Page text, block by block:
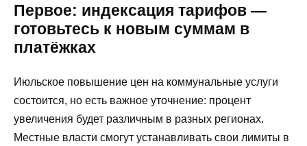
Первое: индексация тарифов —
готовьтесь к новым суммам в
платёжках
Июльское повышение цен на коммунальные услуги
состоится, но есть важное уточнение: процент
увеличения будет различным в разных регионах.
Местные власти смогут устанавливать свои лимиты в